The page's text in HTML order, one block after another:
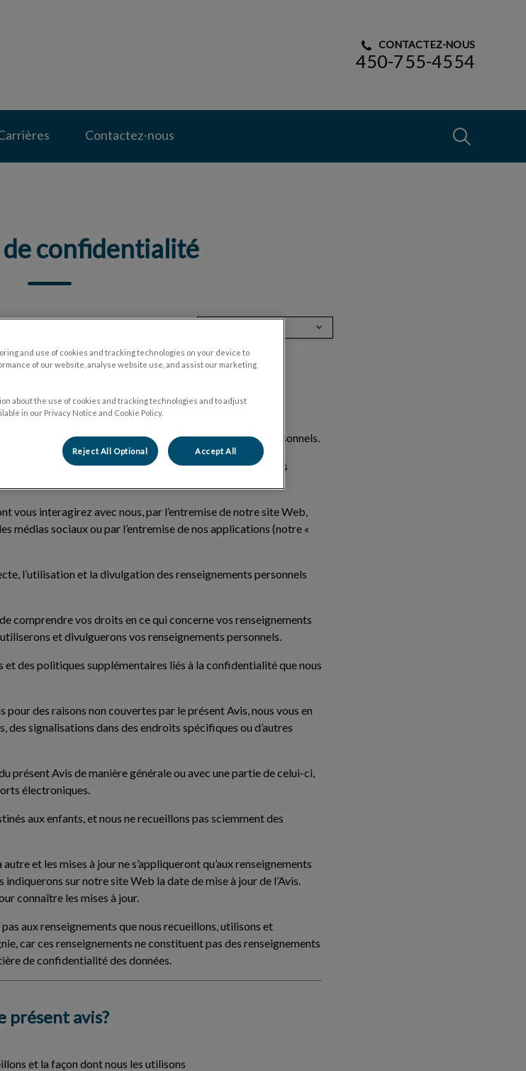
CONTACTEZ-NOUS
450-755-4554
Contactez-nous
confidentialité
», « nos ») s’engage à protéger vos renseignements personnels.
comment nous recueillons, utilisons et protégeons les
les partager et les droits que vous avez.
vous interagirez avec nous, par l’entremise de notre site Web,
médias sociaux ou par l’entremise de nos applications (notre «
l’utilisation et la divulgation des renseignements personnels
comprendre vos droits en ce qui concerne vos renseignements
et divulguerons vos renseignements personnels.
des politiques supplémentaires liés à la confidentialité que nous
des raisons non couvertes par le présent Avis, nous vous en
signalisations dans des endroits spécifiques ou d’autres
présent Avis de manière générale ou avec une partie de celui-ci,
électroniques.
aux enfants, et nous ne recueillons pas sciemment des
et les mises à jour ne s’appliqueront qu’aux renseignements
sur notre site Web la date de mise à jour de l’Avis.
connaître les mises à jour.
aux renseignements que nous recueillons, utilisons et
car ces renseignements ne constituent pas des renseignements
de confidentialité des données.
présent avis?
et la façon dont nous les utilisons
and use of cookies and tracking technologies on your device to
of our website, analyse website use, and assist our marketing
about the use of cookies and tracking technologies and to adjust
in our Privacy Notice and Cookie Policy.
Reject All Optional Accept All